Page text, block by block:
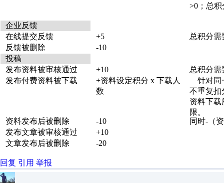
>0；总积
企业反馈
在线提交反馈
+5
总积分需
反馈被删除
-10
投稿
发布资料被审核通过
+10
总积分需
发布付费资料被下载
+资料设定积分 x 下载人
数
针对同
不重复扣
资料下载
限。
资料发布后被删除
-10
同时-（
发布文章被审核通过
+10
文章发布后被删除
-20
回复 引用 举报